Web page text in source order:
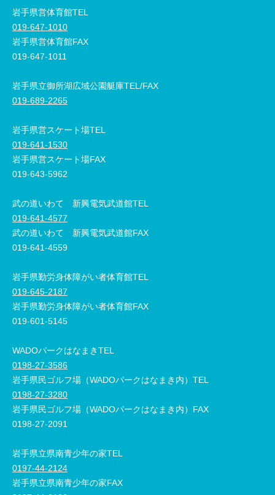
岩手県営体育館TEL
019-647-1010
岩手県営体育館FAX
019-647-1011
岩手県立御所湖広域公園艇庫TEL/FAX
019-689-2265
岩手県営スケート場TEL
019-641-1530
岩手県営スケート場FAX
019-643-5962
武の道いわて 新興電気武道館TEL
019-641-4577
武の道いわて 新興電気武道館FAX
019-641-4559
岩手県勤労身体障がい者体育館TEL
019-645-2187
岩手県勤労身体障がい者体育館FAX
019-601-5145
WADOパークはなまきTEL
0198-27-3586
岩手県民ゴルフ場（WADOパークはなまき内）TEL
0198-27-3280
岩手県民ゴルフ場（WADOパークはなまき内）FAX
0198-27-2091
岩手県立県南青少年の家TEL
0197-44-2124
岩手県立県南青少年の家FAX